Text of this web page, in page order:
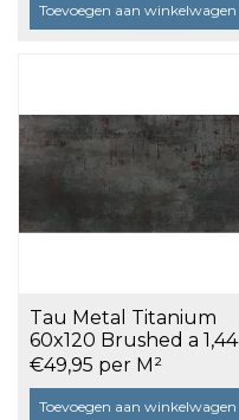
Toevoegen aan winkelwagen
Tau Metal Titanium
60x120 Brushed a 1,44
m²
€49,95 per M²
Toevoegen aan winkelwagen